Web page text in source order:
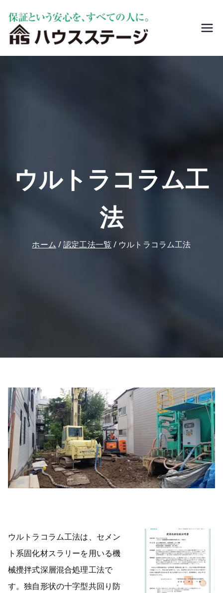
ハウスステー
リフォームや新築
ウルトラコラム工
法
ホーム 認定工法一覧 ウルトラコラム工法
ウルトラコラム工法は、セメン
ト系固化材スラリーを用いる機
械攪拌式深層混合処理工法で
す。独自形状の十字型共回り防